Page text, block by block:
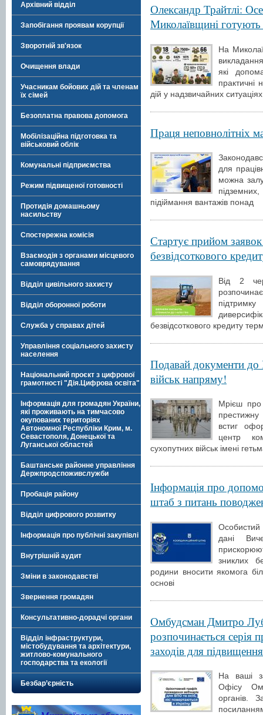
Архівний відділ
Запобігання проявам корупції
Зворотній зв'язок
Очищення влади
Учасникам бойових дій та членам
їх сімей
Безоплатна правова допомога
Мобілізаційна підготовка та
військовий облік
Комунальні підприємства
Режим підвищеної готовності
Протидія домашньому
насильству
Спостережна комісія
Взаємодія з органами місцевого
самоврядування
Відділ цивільного захисту
Відділ оборонної роботи
Служба у справах дітей
Управління соціального захисту
населення
Національний проєкт з цифрової
грамотності "Дія.Цифрова освіта"
Інформація для громадян України,
які проживають на тимчасово
окупованих територіях
Автономної Республіки Крим, м.
Севастополя, Донецької та
Луганської областей
Баштанське районне управління
Держпродспоживслужби
Пробація району
Відділ цифрового розвитку
Інформація про публічні закупівлі
Внутрішній аудит
Зміни в законодавстві
Звернення громадян
Консультативно-дорадчі органи
Відділ інфраструктури,
містобудування та архітектури,
житлово-комунального
господарства та екології
Безбар’єрність
Олександр Трайтлі:
Миколаївщині готують
На
які
практичні
дій у надзвичайних
Праця неповнолітніх
для
можна
підіймання вантажів понад
Стартує прийом
безвідсоткового
Від 2
безвідсоткового кредиту
Подавай документи до
військ напряму!
Мрієш про
престижну
встиг
центр
сухопутних військ імені
Інформація про
штаб з питань
Особистий
дані
зниклих
родини вносити якомога
основі
Омбудсман Дмитро
розпочинається серія
заходів для
На ваші
Офісу
органів.